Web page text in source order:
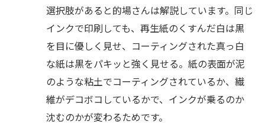
選択肢があると的場さんは解説しています。同じ
インクで印刷しても、再生紙のくすんだ白は黒
を目に優しく見せ、コーティングされた真っ白
な紙は黒をパキッと強く見せる。紙の表面が泥
のような粘土でコーティングされているか、繊
維がデコボコしているかで、インクが乗るのか
沈むのかが変わるためです。